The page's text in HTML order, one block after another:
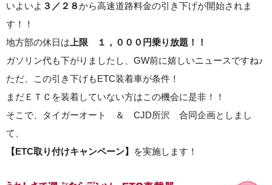
いよいよ ３／２８から高速道路料金の引き下げが開始されま
す！！
地方部の休日は 上限 １，０００円乗り放題！！
ガソリン代も下がりましたし、GW前に嬉しいニュースですね♪
ただ、この引き下げもETC装着車が条件！
まだＥＴＣを装着していない方はこの機会に是非！！
そこで、タイガーオート ＆ CJD所沢 合同企画としまし
て、
【ETC取り付けキャンペーン】
を実施します！